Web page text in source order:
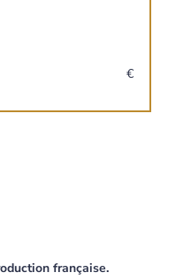
€
française.